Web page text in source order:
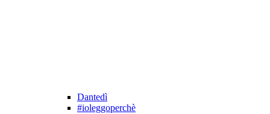
Dantedì
#ioleggoperchè